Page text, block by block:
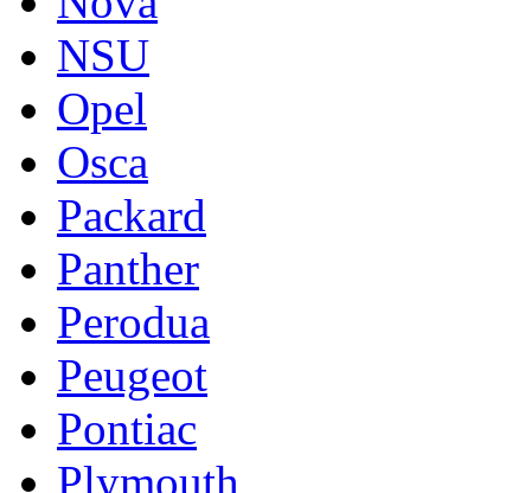
NSU
Opel
Osca
Packard
Panther
Perodua
Peugeot
Pontiac
Plymouth